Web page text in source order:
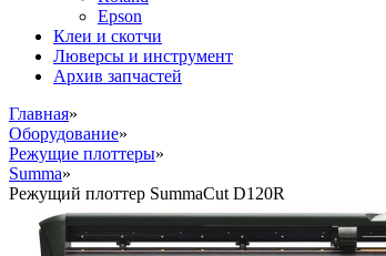
Epson
Клеи и скотчи
Люверсы и инструмент
Архив запчастей
Главная»
Оборудование»
Режущие плоттеры»
Summa»
Режущий плоттер SummaCut D120R